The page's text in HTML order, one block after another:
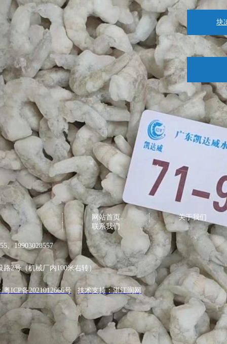
块
、19903028557
2号（机械厂内100米右转）
粤ICP备2021012666号 技术支持：湛江润网
网站首页
关于我们
联系我们